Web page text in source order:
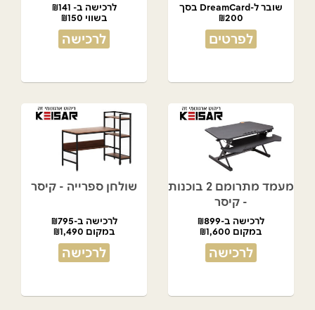
שובר ל-DreamCard בסך
₪200
מתנת המועדון!
לפרטים
לרכישה ב- ₪141
בשווי ₪150
לרכישה
מעמד מתרומם 2 בוכנות
- קיסר
לרכישה ב-₪899
במקום ₪1,600
לרכישה
שולחן ספרייה - קיסר
לרכישה ב-₪795
במקום ₪1,490
לרכישה